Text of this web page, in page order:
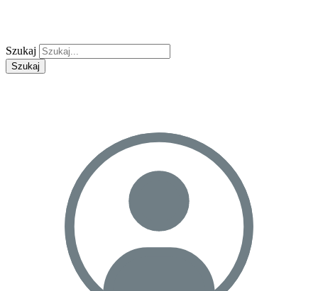
Szukaj
Szukaj